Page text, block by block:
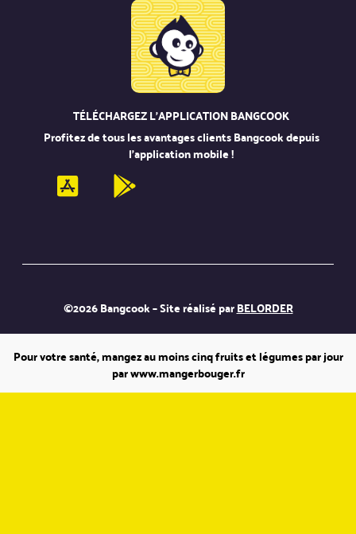
TÉLÉCHARGEZ L’APPLICATION BANGCOOK
Profitez de tous les avantages clients Bangcook depuis
l’application mobile !
©2026 Bangcook – Site réalisé parBELORDER
Pour votre santé, mangez au moins cinq fruits et légumes par jour
par www.mangerbouger.fr